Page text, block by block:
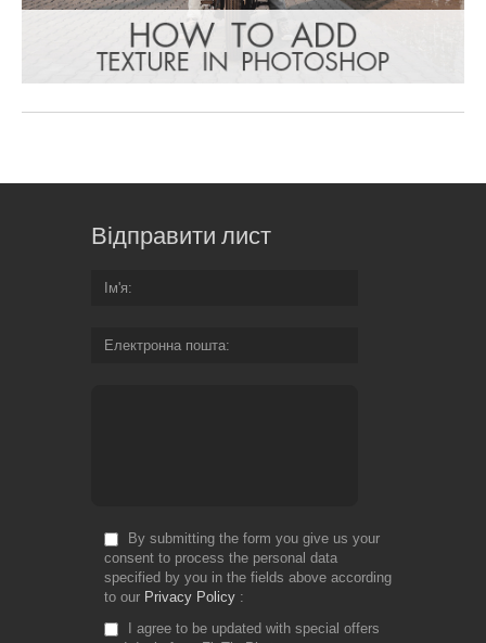
Відправити лист
Ім'я
Електронна пошта
By submitting the form you give us your
consent to process the personal data
specified by you in the fields above according
to our Privacy Policy
I agree to be updated with special offers